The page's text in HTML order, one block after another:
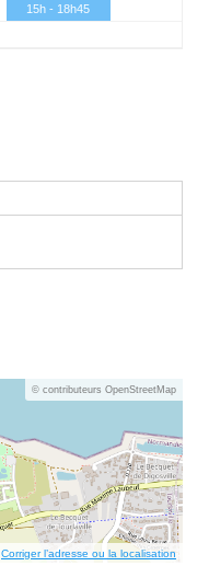
15h - 18h45
© contributeurs OpenStreetMap
Corriger l’adresse ou la localisation